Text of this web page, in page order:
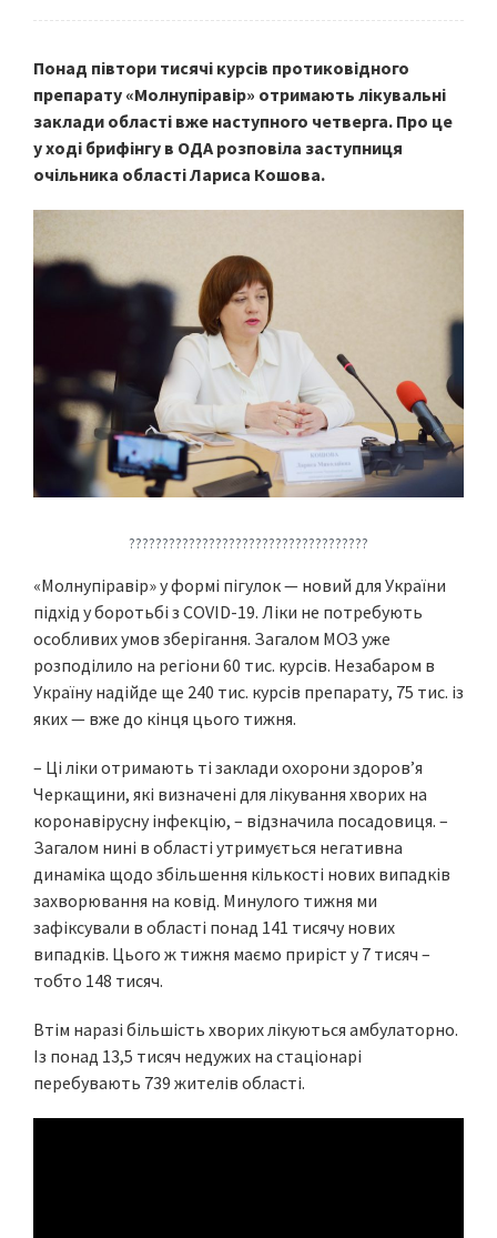
Понад півтори тисячі курсів протиковідного
препарату «Молнупіравір» отримають лікувальні
заклади області вже наступного четверга. Про це
у ході брифінгу в ОДА розповіла заступниця
очільника області Лариса Кошова.
????????????????????????????????????
«Молнупіравір» у формі пігулок — новий для України
підхід у боротьбі з COVID-19. Ліки не потребують
особливих умов зберігання. Загалом МОЗ уже
розподілило на регіони 60 тис. курсів. Незабаром в
Україну надійде ще 240 тис. курсів препарату, 75 тис. із
яких — вже до кінця цього тижня.
– Ці ліки отримають ті заклади охорони здоров’я
Черкащини, які визначені для лікування хворих на
коронавірусну інфекцію, – відзначила посадовиця. –
Загалом нині в області утримується негативна
динаміка щодо збільшення кількості нових випадків
захворювання на ковід. Минулого тижня ми
зафіксували в області понад 141 тисячу нових
випадків. Цього ж тижня маємо приріст у 7 тисяч –
тобто 148 тисяч.
Втім наразі більшість хворих лікуються амбулаторно.
Із понад 13,5 тисяч недужих на стаціонарі
перебувають 739 жителів області.